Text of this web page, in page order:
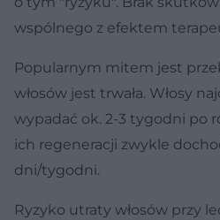
wspólnego z efektem
Popularnym mitem jest
włosów jest trwała. Włosy
wypadać ok. 2-3 tygodni po
ich regeneracji zwykle
dni/tygodni.
Ryzyko utraty włosów przy